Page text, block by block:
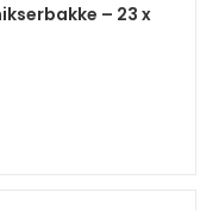
– 23 x